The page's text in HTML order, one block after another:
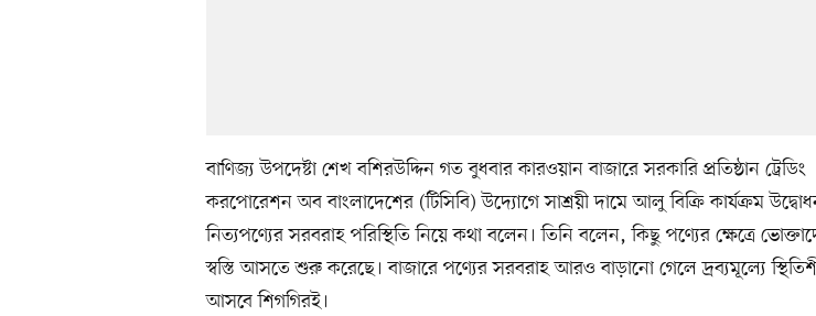
বাণিজ্য উপদেষ্টা শেখ বশিরউদ্দিন গত বুধবার কারওয়ান বাজারে সরকারি প্রতিষ্ঠান ট্রেডিং
করপোরেশন অব বাংলাদেশের (টিসিবি) উদ্যোগে সাশ্রয়ী দামে আলু বিক্রি কার্যক্রম
নিত্যপণ্যের সরবরাহ পরিস্থিতি নিয়ে কথা বলেন। তিনি বলেন, কিছু পণ্যের ক্ষেত্রে
স্বস্তি আসতে শুরু করেছে। বাজারে পণ্যের সরবরাহ আরও বাড়ানো গেলে দ্রব্যমূল্যে
আসবে শিগগিরই।